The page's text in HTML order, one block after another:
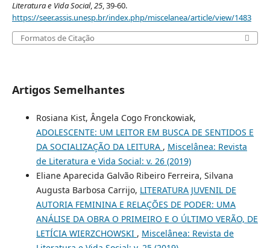
Literatura e Vida Social,25, 39-60.
https://seer.assis.unesp.br/index.php/miscelanea/article/view/1483
Formatos de Citação
Artigos Semelhantes
Rosiana Kist, Ângela Cogo Fronckowiak,
ADOLESCENTE: UM LEITOR EM BUSCA DE SENTIDOS E
DA SOCIALIZAÇÃO DA LEITURA , Miscelânea: Revista
de Literatura e Vida Social: v. 26 (2019)
Eliane Aparecida Galvão Ribeiro Ferreira, Silvana
Augusta Barbosa Carrijo, LITERATURA JUVENIL DE
AUTORIA FEMININA E RELAÇÕES DE PODER: UMA
ANÁLISE DA OBRA O PRIMEIRO E O ÚLTIMO VERÃO, DE
LETÍCIA WIERZCHOWSKI , Miscelânea: Revista de